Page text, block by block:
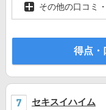
その他の口コミ
得点・
セキスイハイム